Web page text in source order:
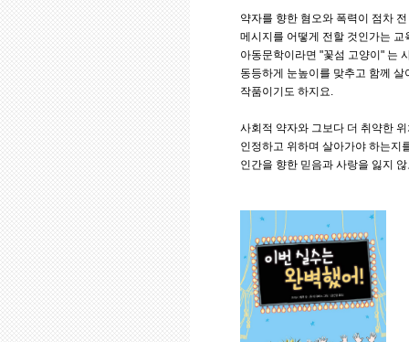
약자를 향한 혐오와 폭력이 점차
메시지를 어떻게 전할 것인가는
아동문학이라면 "꽃섬 고양이" 는
동등하게 눈높이를 맞추고 함께
작품이기도 하지요.
사회적 약자와 그보다 더 취약한
인정하고 위하며 살아가야 하는지
인간을 향한 믿음과 사랑을 잃지